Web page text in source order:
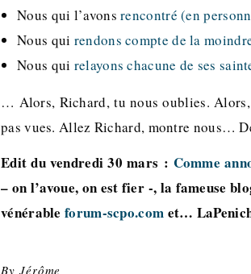
Nous qui l’avonsrencontré (en
Nous qui rendons compte de la
Nous qui relayons chacune de ses
… Alors, Richard, tu nous oublies. Alors,
pas vues. Allez Richard, montre nous…
Edit du vendredi 30 mars : Comme
– on l’avoue, on est fier -, la fameuse
vénérableforum-scpo.com et…
ByJérôme